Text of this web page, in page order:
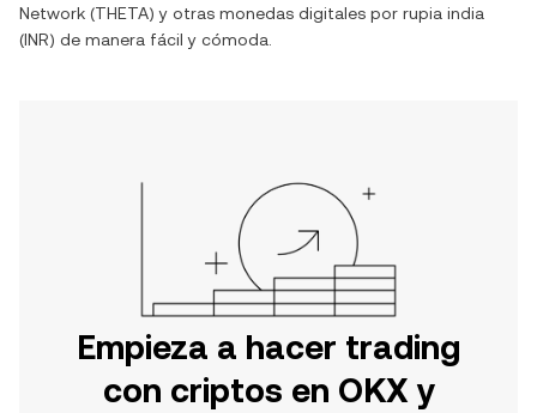
Network (THETA) y otras monedas digitales por rupia india
(INR) de manera fácil y cómoda.
Empieza a hacer trading
con criptos en OKX y